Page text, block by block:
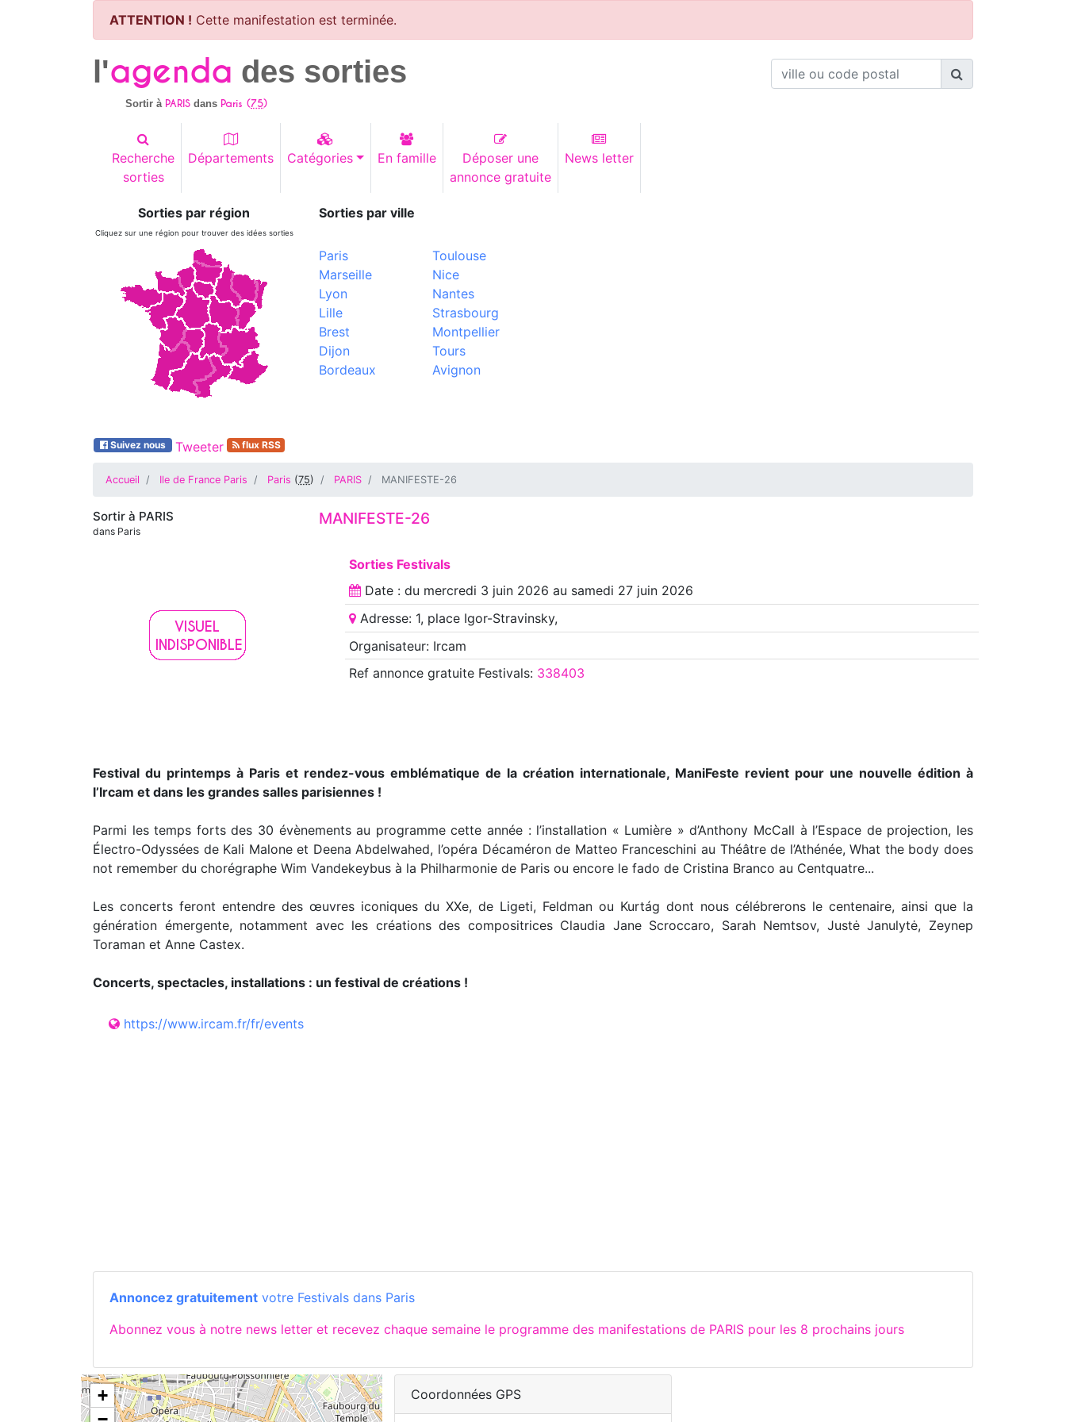
ATTENTION ! Cette manifestation est terminée.
l'agenda des sorties
Sortir à PARIS dans Paris (75)
Recherche
sorties
Départements Catégories En famille
Déposer une
annonce gratuite
News letter
Sorties par région
Cliquez sur une région pour trouver des idées sorties
Sorties par ville
Paris
Marseille
Lyon
Lille
Brest
Dijon
Bordeaux
Toulouse
Nice
Nantes
Strasbourg
Montpellier
Tours
Avignon
Suivez nous Tweeter flux RSS
Accueil Ile de France Paris Paris (75) PARIS MANIFESTE-26
Sortir à PARIS
dans Paris
MANIFESTE-26
Sorties Festivals
Date : du mercredi 3 juin 2026 au samedi 27 juin 2026
Adresse: 1, place Igor-Stravinsky,
Organisateur: Ircam
Ref annoncegratuite Festivals: 338403
Festival du printemps à Paris et rendez-vous emblématique de la création internationale, ManiFeste revient pour une nouvelle édition à
l’Ircam et dans les grandes salles parisiennes !
Parmi les temps forts des 30 évènements au programme cette année : l’installation « Lumière » d’Anthony McCall à l’Espace de projection, les
Électro-Odyssées de Kali Malone et Deena Abdelwahed, l’opéra Décaméron de Matteo Franceschini au Théâtre de l’Athénée, What the body does
not remember du chorégraphe Wim Vandekeybus à la Philharmonie de Paris ou encore le fado de Cristina Branco au Centquatre...
Les concerts feront entendre des œuvres iconiques du XXe, de Ligeti, Feldman ou Kurtág dont nous célébrerons le centenaire, ainsi que la
génération émergente, notamment avec les créations des compositrices Claudia Jane Scroccaro, Sarah Nemtsov, Justė Janulytė, Zeynep
Toraman et Anne Castex.
Concerts, spectacles, installations : un festival de créations !
https://www.ircam.fr/fr/events
Annoncez gratuitement votre Festivals dans Paris
Abonnez vous à notre news letter et recevez chaque semaine le programme des manifestations de PARIS pour les 8 prochains jours
+
Coordonnées GPS